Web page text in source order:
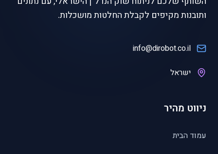
ותובנות מקיפים לקבלת החלטות מושכלות.
info@dirobot.co.il
ישראל
ניווט מהיר
עמוד הבית